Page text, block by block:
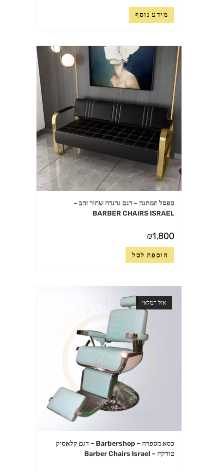
מידע נוסף
ספסל המתנה – דגם גרנדה שחור זהב –
BARBER CHAIRS ISRAEL
₪1,800
הוספה לסל
אזל המלאי
כסא מספרה – Barbershop – דגם קלאסיק
טורקיז – Barber Chairs Israel